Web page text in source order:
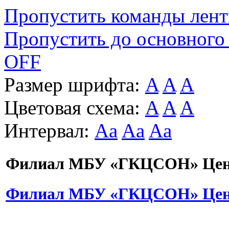
Пропустить команды
Пропустить до основного
OFF
Размер шрифта: A A A
Цветовая схема: A A A
Интервал: Aa Aa Aa
Филиал МБУ «ГКЦСОН»
Филиал МБУ «ГКЦСОН»